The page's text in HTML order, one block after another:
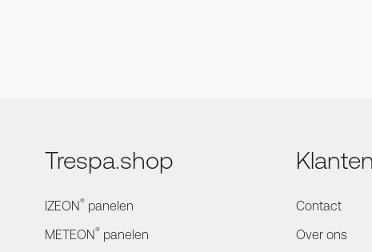
Trespa.shop
IZEON® panelen
METEON® panelen
Contact
Over ons